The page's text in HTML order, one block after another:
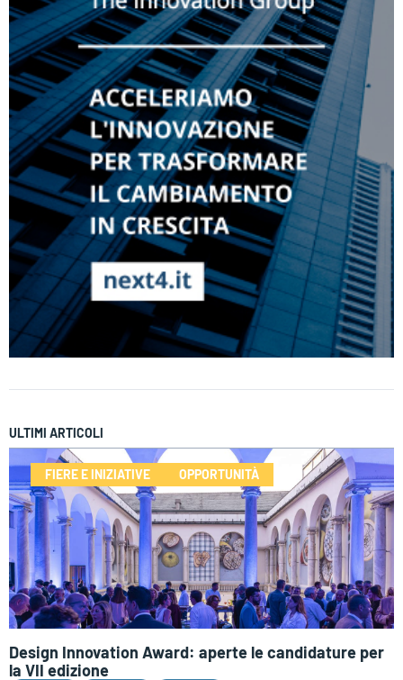
ULTIMI ARTICOLI
FIERE E INIZIATIVE OPPORTUNITÀ
Design Innovation Award: aperte le candidature per
la VII edizione